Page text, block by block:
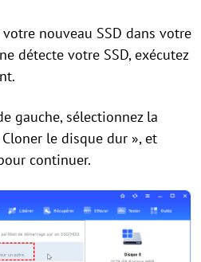
nouveau SSD dans votre
détecte votre SSD, exécutez
gauche, sélectionnez la
le disque dur », et
continuer.